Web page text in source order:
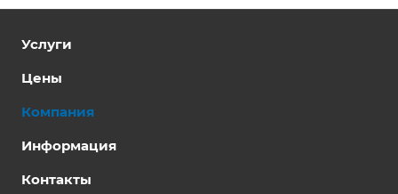
Услуги
Цены
Компания
Информация
Контакты